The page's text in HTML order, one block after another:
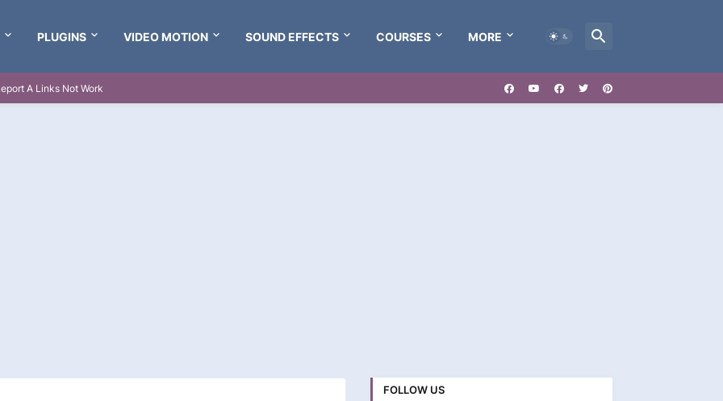
PLUGINS VIDEO MOTION SOUND EFFECTS COURSES MORE
A Links Not Work
FOLLOW US